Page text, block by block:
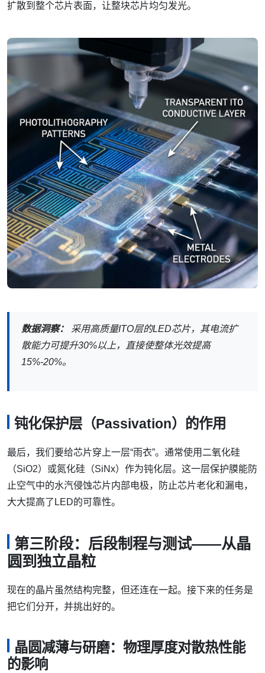
扩散到整个芯片表面，让整块芯片均匀发光。
数据洞察：
采用高质量ITO层的LED芯片，其电流扩
散能力可提升30%以上，直接使整体光效提高
15%-20%。
钝化保护层（Passivation）的作用
最后，我们要给芯片穿上一层“雨衣”。通常使用二氧化硅
（SiO2）或氮化硅（SiNx）作为钝化层。这一层保护膜能防
止空气中的水汽侵蚀芯片内部电极，防止芯片老化和漏电，
大大提高了LED的可靠性。
第三阶段：后段制程与测试——从晶
圆到独立晶粒
现在的晶片虽然结构完整，但还连在一起。接下来的任务是
把它们分开，并挑出好的。
晶圆减薄与研磨：物理厚度对散热性能
的影响